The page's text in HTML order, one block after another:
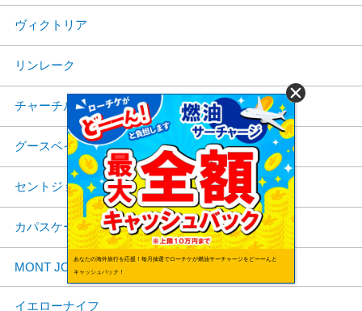
ヴィクトリア
リンレーク
チャーチル
グースベイ
セントジョーンズ
カパスケーシング
MONT JOLI
イエローナイフ
あなたの海外旅行を応援！毎月抽選でローチケが燃油サーチャージをどーーんと
キャッシュバック！